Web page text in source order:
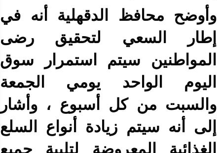
وأوضح محافظ الدقهلية أنه في
إطار السعي لتحقيق رضى
المواطنين سيتم استمرار سوق
اليوم الواحد يومي الجمعة
والسبت من كل أسبوع ، وأشار
إلى أنه سيتم زيادة أنواع السلع
الغذائية المعروضة لتلبية جميع